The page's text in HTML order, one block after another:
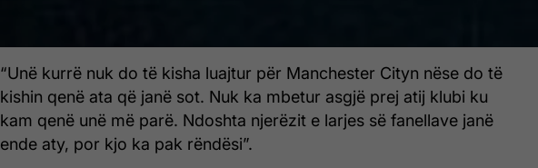
“Unë kurrë nuk do të kisha luajtur për Manchester Cityn nëse do të
kishin qenë ata që janë sot. Nuk ka mbetur asgjë prej atij klubi ku
kam qenë unë më parë. Ndoshta njerëzit e larjes së fanellave janë
ende aty, por kjo ka pak rëndësi”.